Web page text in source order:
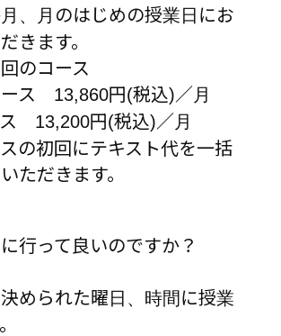
、月のはじめの授業日にお
きます。
のコース
ス 13,860円(税込)／月
13,200円(税込)／月
の初回にテキスト代を一括
ただきます。
行って良いのですか？
められた曜日、時間に授業